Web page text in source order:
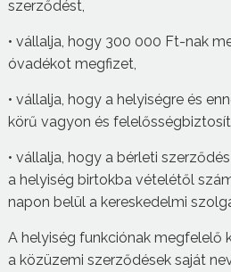
szerződést,
• vállalja, hogy 300 000 Ft-nak
óvadékot megfizet,
• vállalja, hogy a helyiségre és
körű vagyon és
• vállalja, hogy a bérleti
a helyiség birtokba vételétől
napon belül a kereskedelmi
A helyiség funkciónak megfelelő
a közüzemi szerződések saját